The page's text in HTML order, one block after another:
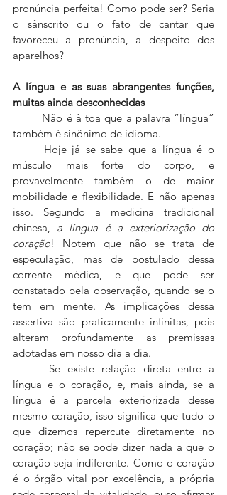
pronúncia perfeita! Como pode ser? Seria
o sânscrito ou o fato de cantar que
favoreceu a pronúncia, a despeito dos
aparelhos?
A língua e as suas abrangentes funções,
muitas ainda desconhecidas
também é sinônimo de idioma.
músculo mais forte do corpo, e
provavelmente também o de maior
mobilidade e flexibilidade. E não apenas
isso. Segundo a medicina tradicional
chinesa, a língua é a exteriorização do
coração! Notem que não se trata de
especulação, mas de postulado dessa
corrente médica, e que pode ser
constatado pela observação, quando se o
tem em mente. As implicações dessa
assertiva são praticamente infinitas, pois
alteram profundamente as premissas
adotadas em nosso dia a dia.
língua e o coração, e, mais ainda, se a
língua é a parcela exteriorizada desse
mesmo coração, isso significa que tudo o
que dizemos repercute diretamente no
coração; não se pode dizer nada a que o
coração seja indiferente. Como o coração
é o órgão vital por excelência, a própria